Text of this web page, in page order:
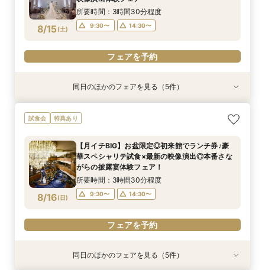
フェアを予約
フェアを予約
フェアを予約
8/15(土)
所要時間：3時間30分程度
9:30〜 14:30〜
フェアを予約
特典あり
8/15(土)
【シェラトンでプロポーズやお顔合せしたお2人
へ】限定特典付♪
9:30〜 14:30〜
フェアを予約
特典あり
8/15(土)
【和婚専用×世界ブランドホテルで叶う憧れ花
嫁】ホテル内神殿or伊勢山皇大神宮から選べる和
所要時間：3時間程度
9:30〜 14:30〜
フェアを予約
特典あり
8/15(土)
【初見学にオススメ*ペアランチチケット付
き！】口コミ9年連続受賞◎おもてなしシェラト
スイーツ試食会
所要時間：3時間程度
9:30〜 14:30〜
フェアを予約
8/15(土)
【フォト専用】横浜スタジアムや横浜FCピッチ
等充実プラン相談
10:00〜
13:00〜
15:00〜
フェアを予約
特典あり
8/15(土)
【少人数婚のお2人】スペシャリテ試食×感動の
ホテル挙式体験
9:30〜 14:30〜
フェアを予約
同日のほかのフェアを見る（5件）
試食会 特典あり
8/16(日)
【月イチBIG】お盆限定◎初来館でランチ券♪豪
華スペシャリテ試食×最新の映像演出◎本番さな
がらの披露宴体験フェア！
所要時間：3時間30分程度
9:30〜 14:30〜
フェアを予約
特典あり
特典あり
特典あり
特典あり同日のほかのフェアを見る（5件）